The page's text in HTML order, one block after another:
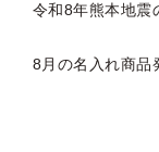
令和8年熊本地震
8月の名入れ商品